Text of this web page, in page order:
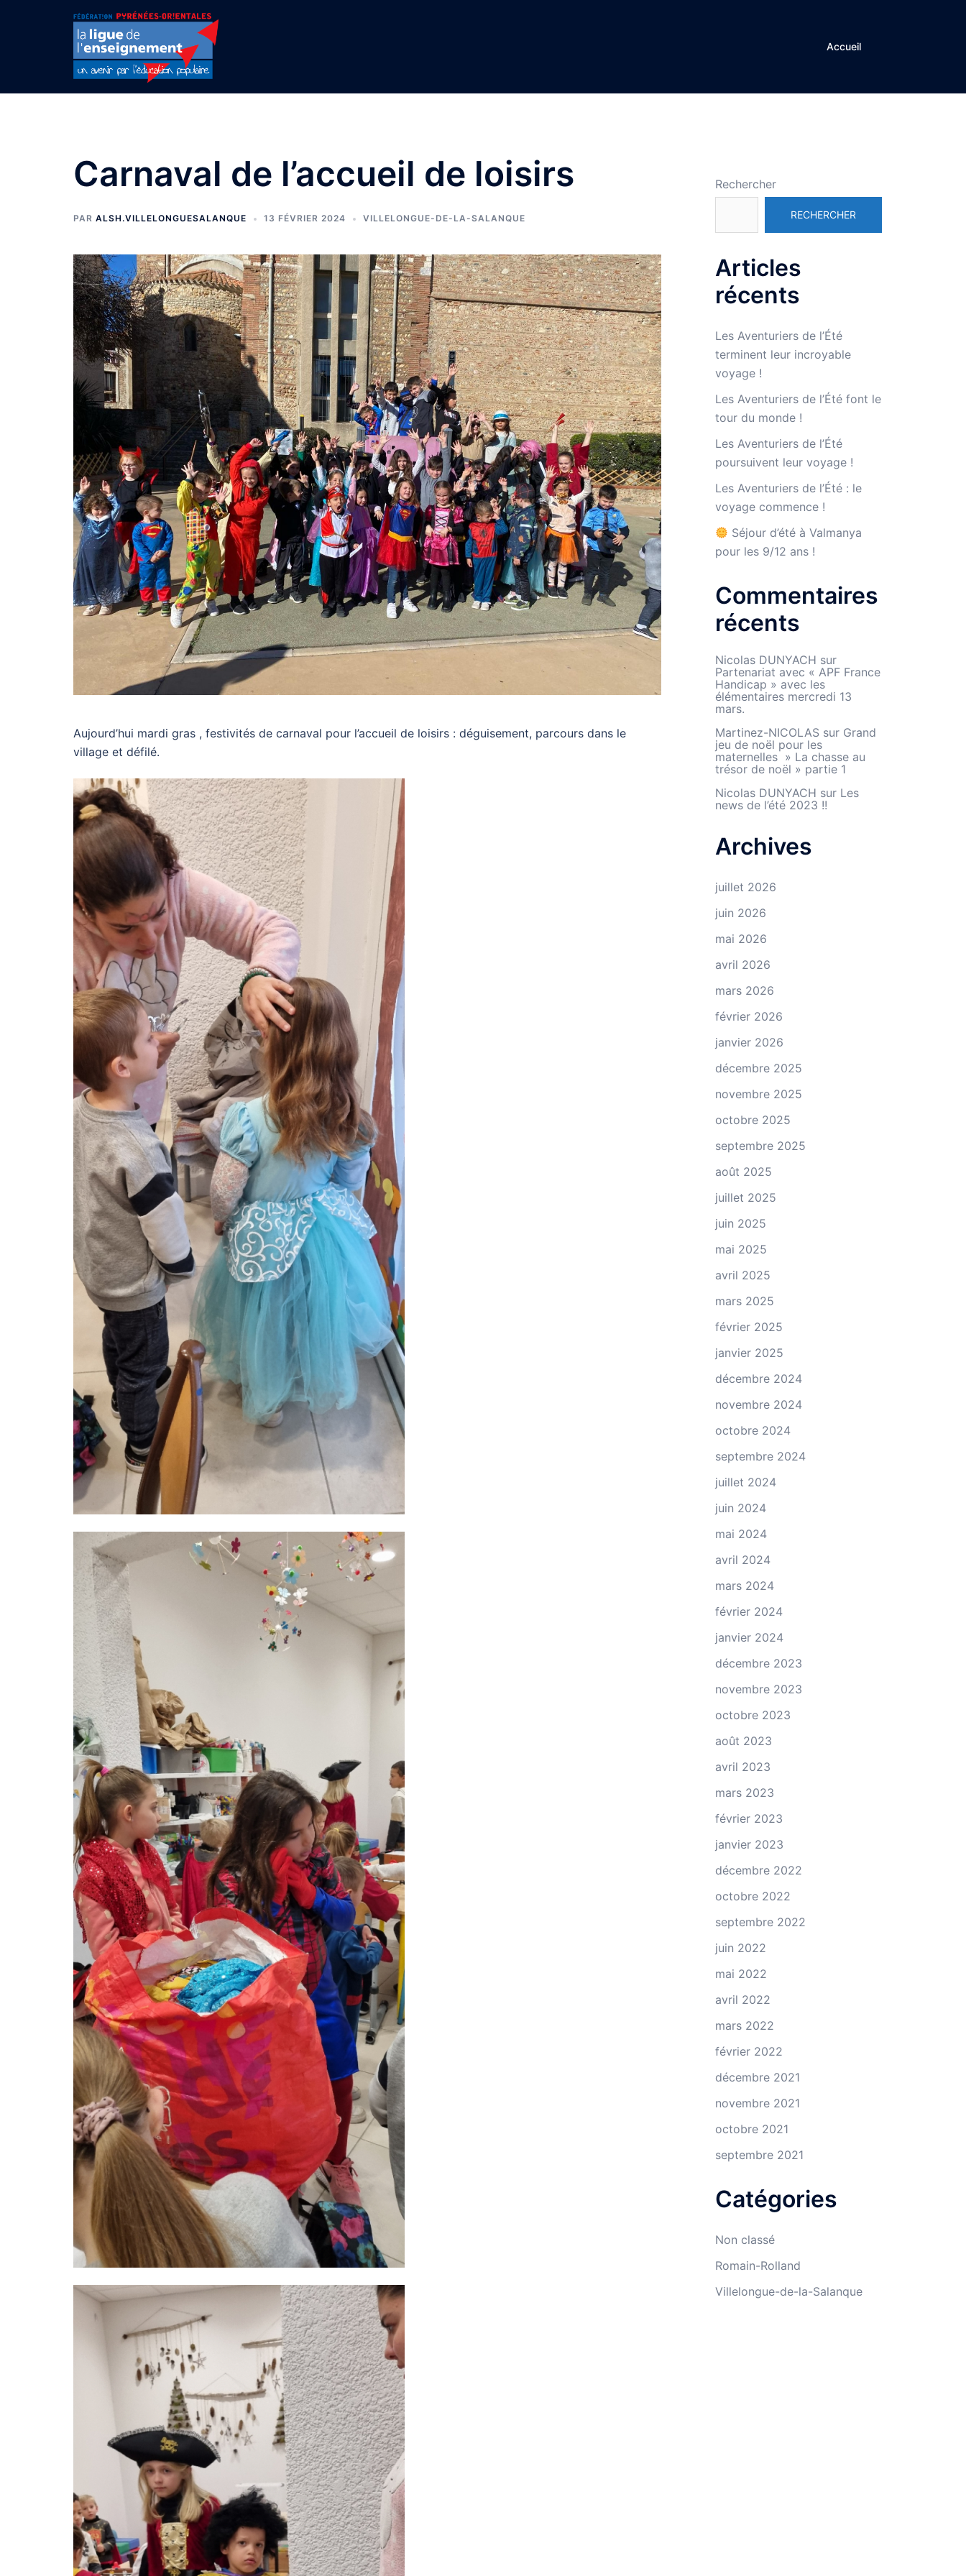
Accueil
Carnaval de l’accueil de loisirs
PAR ALSH.VILLELONGUESALANQUE 13 FÉVRIER 2024 VILLELONGUE-DE-LA-SALANQUE
Aujourd’hui mardi gras , festivités de carnaval pour l’accueil de loisirs : déguisement, parcours dans le
village et défilé.
Rechercher
RECHERCHER
Articles
récents
Les Aventuriers de l’Été
terminent leur incroyable
voyage !
Les Aventuriers de l’Été font le
tour du monde !
Les Aventuriers de l’Été
poursuivent leur voyage !
Les Aventuriers de l’Été : le
voyage commence !
Séjour d’été à Valmanya
pour les 9/12 ans !
Commentaires
récents
Nicolas DUNYACH sur
Partenariat avec « APF France
Handicap » avec les
élémentaires mercredi 13
mars.
Martinez-NICOLASsur Grand
jeu de noël pour les
maternelles » La chasse au
trésor de noël » partie 1
Nicolas DUNYACH sur Les
news de l’été 2023 !!
Archives
juillet 2026
juin 2026
mai 2026
avril 2026
mars 2026
février 2026
janvier 2026
décembre 2025
novembre 2025
octobre 2025
septembre 2025
août 2025
juillet 2025
juin 2025
mai 2025
avril 2025
mars 2025
février 2025
janvier 2025
décembre 2024
novembre 2024
octobre 2024
septembre 2024
juillet 2024
juin 2024
mai 2024
avril 2024
mars 2024
février 2024
janvier 2024
décembre 2023
novembre 2023
octobre 2023
août 2023
avril 2023
mars 2023
février 2023
janvier 2023
décembre 2022
octobre 2022
septembre 2022
juin 2022
mai 2022
avril 2022
mars 2022
février 2022
décembre 2021
novembre 2021
octobre 2021
septembre 2021
Catégories
Non classé
Romain-Rolland
Villelongue-de-la-Salanque